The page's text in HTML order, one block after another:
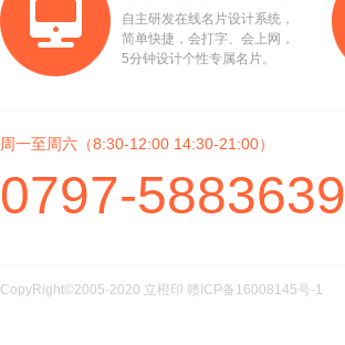
自主研发在线名片设计系统，
简单快捷，会打字、会上网，
5分钟设计个性专属名片。
周一至周六（8:30-12:00 14:30-21:00）
0797-5883639
CopyRight©2005-2020 立橙印 赣ICP备16008145号-1